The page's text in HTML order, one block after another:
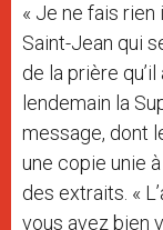
« Je ne fais rien
Saint-Jean qui
de la prière
lendemain la
message, dont
une copie unie
des extraits. «
vous avez bien